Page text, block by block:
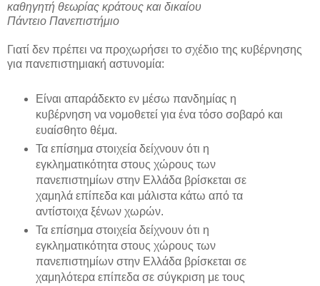
καθηγητή θεωρίας κράτους και δικαίου
Πάντειο Πανεπιστήμιο
Γιατί δεν πρέπει να προχωρήσει το σχέδιο της κυβέρνησης
για πανεπιστημιακή αστυνομία:
Είναι απαράδεκτο εν μέσω πανδημίας η
κυβέρνηση να νομοθετεί για ένα τόσο σοβαρό και
ευαίσθητο θέμα.
Τα επίσημα στοιχεία δείχνουν ότι η
εγκληματικότητα στους χώρους των
πανεπιστημίων στην Ελλάδα βρίσκεται σε
χαμηλά επίπεδα και μάλιστα κάτω από τα
αντίστοιχα ξένων χωρών.
Τα επίσημα στοιχεία δείχνουν ότι η
εγκληματικότητα στους χώρους των
πανεπιστημίων στην Ελλάδα βρίσκεται σε
χαμηλότερα επίπεδα σε σύγκριση με τους